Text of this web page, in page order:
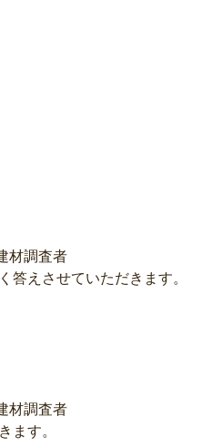
材調査者
えさせていただきます。
材調査者
ます。